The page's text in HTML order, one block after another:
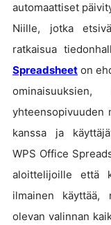
automaattiset
Niille, jotka
ratkaisua
Spreadsheet on
yhteensopivuuden
kanssa ja
WPS Office
aloittelijoille että
ilmainen
olevan valinnan